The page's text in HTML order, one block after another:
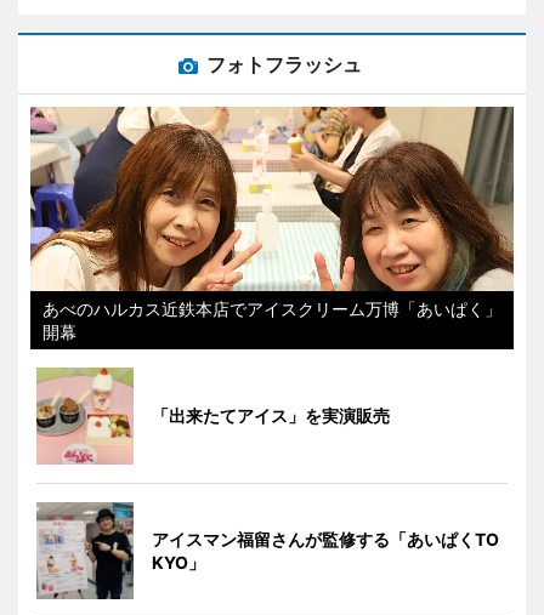
フォトフラッシュ
あべのハルカス近鉄本店でアイスクリーム万博「あいぱく」
開幕
「出来たてアイス」を実演販売
アイスマン福留さんが監修する「あいぱくTO
KYO」